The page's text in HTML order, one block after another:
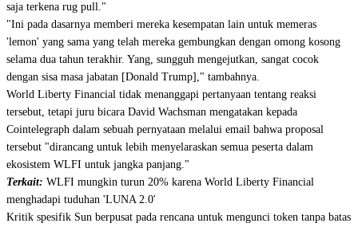
saja terkena rug pull."
"Ini pada dasarnya memberi mereka kesempatan lain untuk memeras
'lemon' yang sama yang telah mereka gembungkan dengan omong kosong
selama dua tahun terakhir. Yang, sungguh mengejutkan, sangat cocok
dengan sisa masa jabatan [Donald Trump]," tambahnya.
World Liberty Financial tidak menanggapi pertanyaan tentang reaksi
tersebut, tetapi juru bicara David Wachsman mengatakan kepada
Cointelegraph dalam sebuah pernyataan melalui email bahwa proposal
tersebut "dirancang untuk lebih menyelaraskan semua peserta dalam
ekosistem WLFI untuk jangka panjang."
Terkait: WLFI mungkin turun 20% karena World Liberty Financial
menghadapi tuduhan 'LUNA 2.0'
Kritik spesifik Sun berpusat pada rencana untuk mengunci token tanpa batas